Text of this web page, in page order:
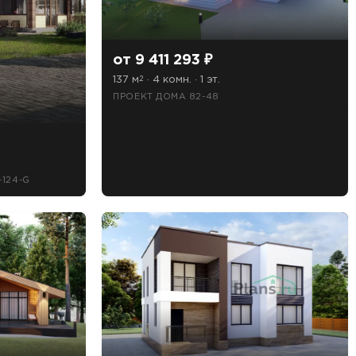
G
от 9 411 293 ₽
137 м2 · 4 комн. · 1 эт.
ПРОЕКТ ДОМА 82-48